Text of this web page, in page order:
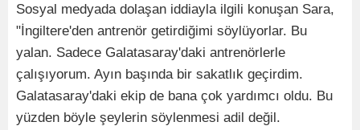
Sosyal medyada dolaşan iddiayla ilgili konuşan Sara,
"İngiltere'den antrenör getirdiğimi söylüyorlar. Bu
yalan. Sadece Galatasaray'daki antrenörlerle
çalışıyorum. Ayın başında bir sakatlık geçirdim.
Galatasaray'daki ekip de bana çok yardımcı oldu. Bu
yüzden böyle şeylerin söylenmesi adil değil.